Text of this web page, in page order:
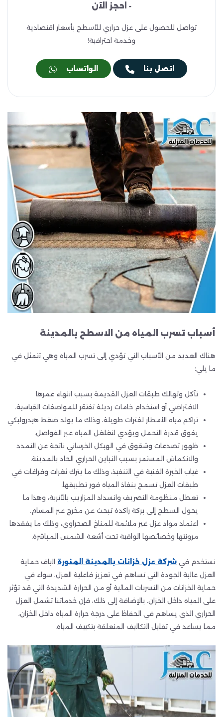
- احجز الآن
تواصل للحصول على عزل حراري للأسطح بأسعار اقتصادية
وخدمة احترافية!
اتصل بنا الواتساب
أسباب تسرب المياه من الاسطح بالمدينة
هناك العديد من الأسباب التي تؤدي إلى تسرب المياه وهي تتمثل في
ما يلي:
تآكل وتهالك طبقات العزل القديمة بسبب انتهاء عمرها
الافتراضي أو استخدام خامات رديئة تفتقر للمواصفات القياسية.
تراكم مياه الأمطار لفترات طويلة، وذلك ما يولد ضغط هيدروليكي
يفوق قدرة التحمل ويؤدي لتغلغل المياه عبر الفواصل.
ظهور تصدعات وشقوق في الهيكل الخرساني ناتجة عن التمدد
والانكماش المستمر بسبب التباين الحراري الحاد بالمدينة.
غياب الخبرة الفنية في التنفيذ، وذلك ما يترك ثغرات وفراغات في
طبقات العزل تسمح بنفاذ المياه فور تطبيقها.
تعطل منظومة التصريف وانسداد المزاريب بالأتربة، وهذا ما
يحول السطح إلى بركة راكدة تبحث عن مخرج عبر المسام.
اعتماد مواد عزل غير ملائمة للمناخ الصحراوي، وذلك ما يفقدها
مرونتها وخصائصها الواقية تحت أشعة الشمس المباشرة.
نستخدم في شركة عزل خزانات بالمدينة المنورة الياف حماية
العزل عالية الجودة التي تساهم في تعزيز فاعلية العزل، سواء في
حماية الخزانات من التسربات المائية أو من الحرارة الشديدة التي قد تؤثر
على المياه داخل الخزان. بالإضافة إلى ذلك، فإن خدماتنا تشمل العزل
الحراري الذي يساهم في الحفاظ على درجة حرارة المياه داخل الخزان،
مما يساعد في تقليل التكاليف المتعلقة بتكييف المياه.